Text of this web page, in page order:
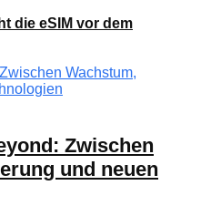
die eSIM vor dem
Zwischen
und neuen